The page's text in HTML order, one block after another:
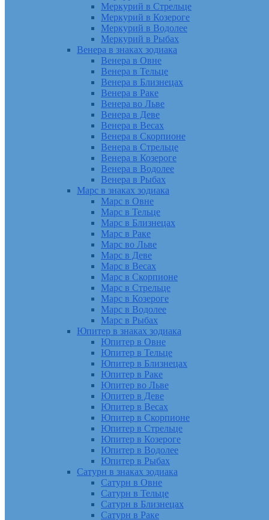
Меркурий в Стрельце
Меркурий в Козероге
Меркурий в Водолее
Меркурий в Рыбах
Венера в знаках зодиака
Венера в Овне
Венера в Тельце
Венера в Близнецах
Венера в Раке
Венера во Льве
Венера в Деве
Венера в Весах
Венера в Скорпионе
Венера в Стрельце
Венера в Козероге
Венера в Водолее
Венера в Рыбах
Марс в знаках зодиака
Марс в Овне
Марс в Тельце
Марс в Близнецах
Марс в Раке
Марс во Льве
Марс в Деве
Марс в Весах
Марс в Скорпионе
Марс в Стрельце
Марс в Козероге
Марс в Водолее
Марс в Рыбах
Юпитер в знаках зодиака
Юпитер в Овне
Юпитер в Тельце
Юпитер в Близнецах
Юпитер в Раке
Юпитер во Льве
Юпитер в Деве
Юпитер в Весах
Юпитер в Скорпионе
Юпитер в Стрельце
Юпитер в Козероге
Юпитер в Водолее
Юпитер в Рыбах
Сатурн в знаках зодиака
Сатурн в Овне
Сатурн в Тельце
Сатурн в Близнецах
Сатурн в Раке